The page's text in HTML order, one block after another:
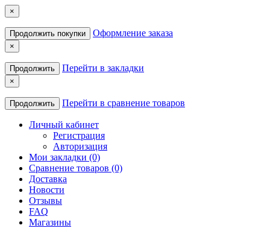
×
Продолжить покупки Оформление заказа
×
Продолжить Перейти в закладки
×
Продолжить Перейти в сравнение товаров
Личный кабинет
Регистрация
Авторизация
Мои закладки (0)
Сравнение товаров (0)
Доставка
Новости
Отзывы
FAQ
Магазины